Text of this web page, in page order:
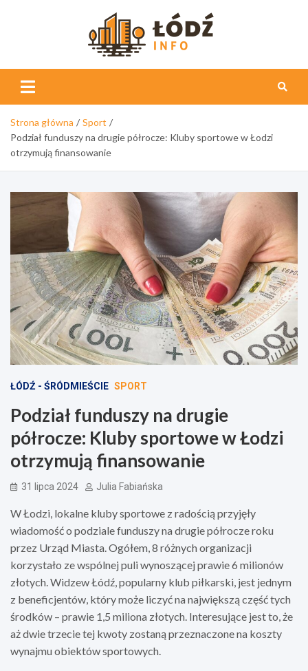
Info
Strona główna
Sport
Podział funduszy na drugie półrocze: Kluby sportowe w Łodzi
otrzymują finansowanie
ŁÓDŹ - ŚRÓDMIEŚCIE SPORT
Podział funduszy na drugie
półrocze: Kluby sportowe w Łodzi
otrzymują finansowanie
31 lipca 2024 Julia Fabiańska
W Łodzi, lokalne kluby sportowe z radością przyjęły
wiadomość o podziale funduszy na drugie półrocze roku
przez Urząd Miasta. Ogółem, 8 różnych organizacji
korzystało ze wspólnej puli wynoszącej prawie 6 milionów
złotych. Widzew Łódź, popularny klub piłkarski, jest jednym
z beneficjentów, który może liczyć na największą część tych
środków – prawie 1,5 miliona złotych. Interesujące jest to, że
aż dwie trzecie tej kwoty zostaną przeznaczone na koszty
wynajmu obiektów sportowych.